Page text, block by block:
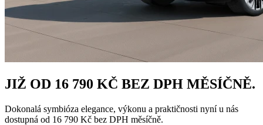
JIŽ OD 16 790 KČ BEZ DPH MĚSÍČNĚ.
Dokonalá symbióza elegance, výkonu a praktičnosti nyní u nás
dostupná od 16 790 Kč bez DPH měsíčně.